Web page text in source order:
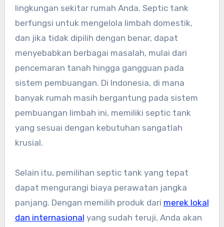
lingkungan sekitar rumah Anda. Septic tank
berfungsi untuk mengelola limbah domestik,
dan jika tidak dipilih dengan benar, dapat
menyebabkan berbagai masalah, mulai dari
pencemaran tanah hingga gangguan pada
sistem pembuangan. Di Indonesia, di mana
banyak rumah masih bergantung pada sistem
pembuangan limbah ini, memiliki septic tank
yang sesuai dengan kebutuhan sangatlah
krusial.
Selain itu, pemilihan septic tank yang tepat
dapat mengurangi biaya perawatan jangka
panjang. Dengan memilih produk dari merek lokal
dan internasional yang sudah teruji, Anda akan